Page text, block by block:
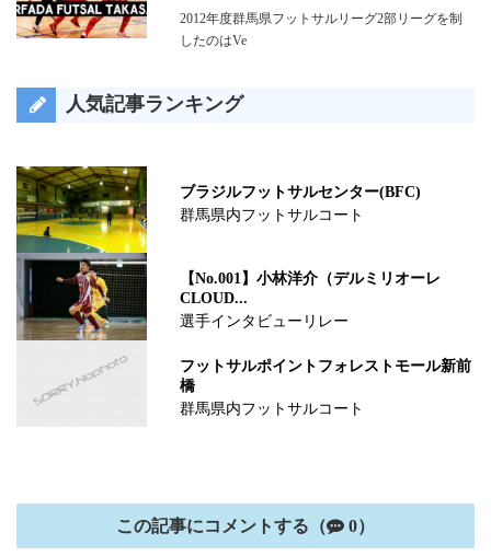
2012年度群馬県フットサルリーグ2部リーグを制
したのはVe
人気記事ランキング
ブラジルフットサルセンター(BFC)
群馬県内フットサルコート
【No.001】小林洋介（デルミリオーレ
CLOUD...
選手インタビューリレー
フットサルポイントフォレストモール新前
橋
群馬県内フットサルコート
この記事にコメントする（ 0）